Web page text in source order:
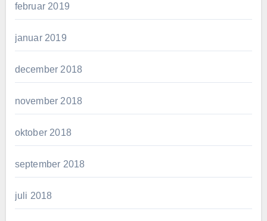
februar 2019
januar 2019
december 2018
november 2018
oktober 2018
september 2018
juli 2018